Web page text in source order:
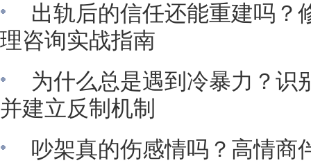
出轨后的信任还能重建吗？
理咨询实战指南
为什么总是遇到冷暴力？识
并建立反制机制
吵架真的伤感情吗？高情商